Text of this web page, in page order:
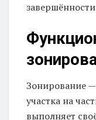
Зонирование
участка на
выполняет